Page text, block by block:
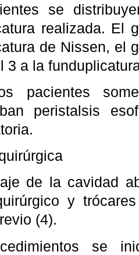
se
realizada. El
de Nissen, el
3 a la
pacientes
peristalsis
de la cavidad
y
(4).
se